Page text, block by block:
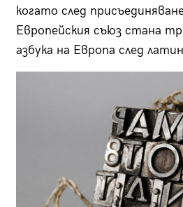
когато след
Европейския съюз стана
азбука на Европа след